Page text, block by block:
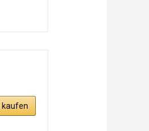
kaufen